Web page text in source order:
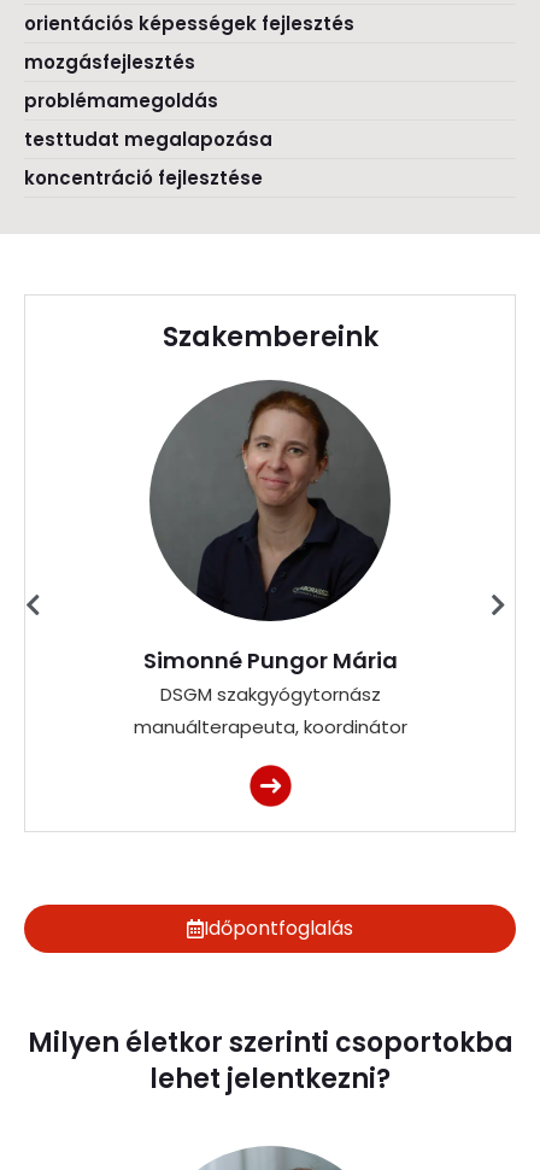
orientációs képességek fejlesztés
mozgásfejlesztés
problémamegoldás
testtudat megalapozása
koncentráció fejlesztése
Szakembereink
Simonné Pungor Mária
DSGM szakgyógytornász
manuálterapeuta, koordinátor
Időpontfoglalás
Milyen életkor szerinti csoportokba
lehet jelentkezni?